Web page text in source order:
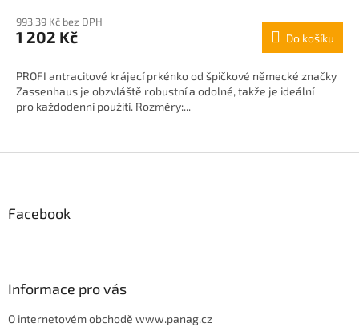
993,39 Kč bez DPH
1 202 Kč Do košíku
PROFI antracitové krájecí prkénko od špičkové německé značky
Zassenhaus je obzvláště robustní a odolné, takže je ideální
pro každodenní použití. Rozměry:...
p
aFacebook
Informace pro vás
O internetovém obchodě www.panag.cz